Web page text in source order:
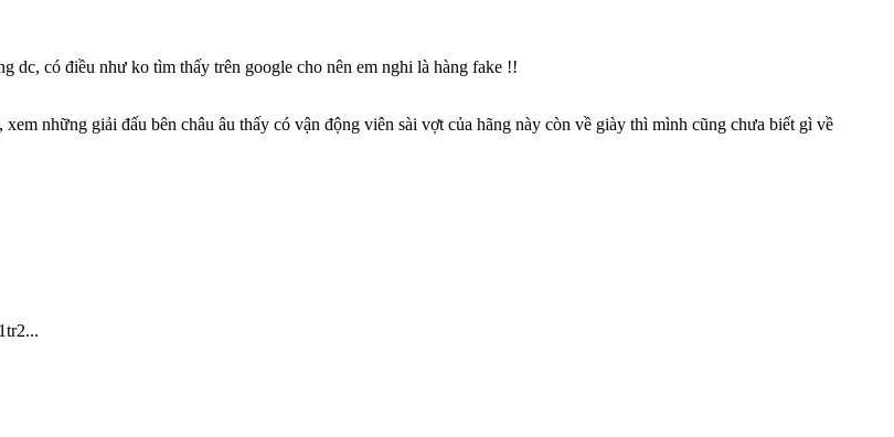
dc, có điều như ko tìm thấy trên google cho nên em nghi là hàng fake !!
những giải đấu bên châu âu thấy có vận động viên sài vợt của hãng này còn về giày thì mình cũng chưa biết gì về